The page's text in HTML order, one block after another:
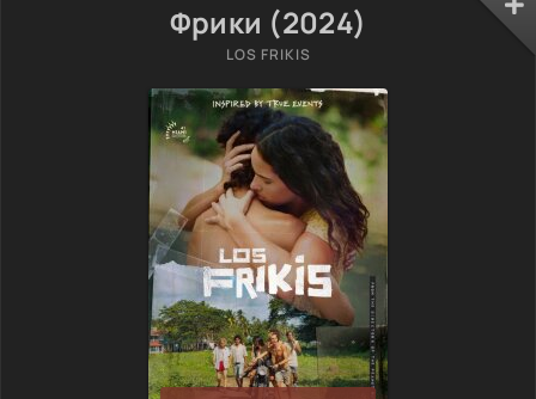
Фрики (2024)
LOS FRIKIS